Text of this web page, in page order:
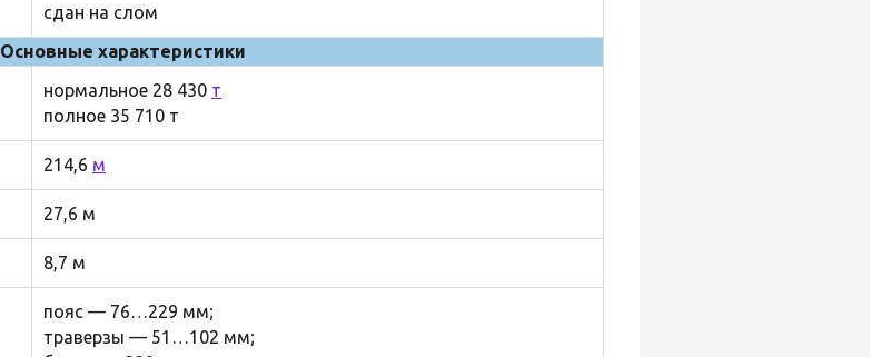
сдан на слом
Основные характеристики
нормальное 28 430 т
полное 35 710 т
214,6 м
27,6 м
8,7 м
пояс — 76…229 мм;
траверзы — 51…102 мм;